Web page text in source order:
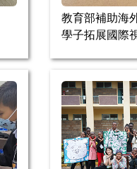
教育部補助海
學子拓展國際